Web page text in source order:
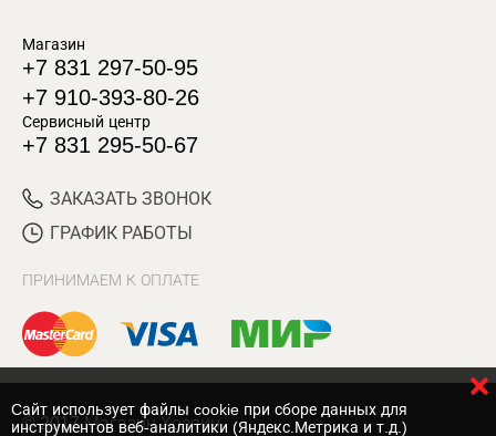
Магазин
+7 831 297-50-95
+7 910-393-80-26
Сервисный центр
+7 831 295-50-67
ЗАКАЗАТЬ ЗВОНОК
ГРАФИК РАБОТЫ
ПРИНИМАЕМ К ОПЛАТЕ
© 2017 Магазин Хозяин
Cайт использует файлы cookie при сборе данных для
инструментов веб-аналитики (Яндекс.Метрика и т.д.)